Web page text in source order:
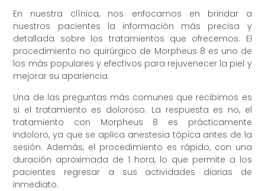
En nuestra clínica, nos enfocamos en brindar a
nuestros pacientes la información más precisa y
detallada sobre los tratamientos que ofrecemos. El
procedimiento no quirúrgico de Morpheus 8 es uno de
los más populares y efectivos para rejuvenecer la piel y
mejorar su apariencia.
Una de las preguntas más comunes que recibimos es
si el tratamiento es doloroso. La respuesta es no, el
tratamiento con Morpheus 8 es prácticamente
indoloro, ya que se aplica anestesia tópica antes de la
sesión. Además, el procedimiento es rápido, con una
duración aproximada de 1 hora, lo que permite a los
pacientes regresar a sus actividades diarias de
inmediato.